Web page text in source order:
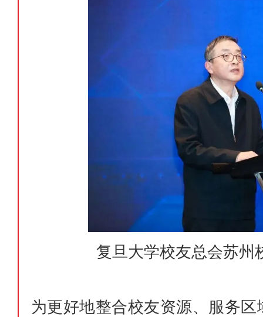
复旦大学校友总会苏州
为更好地整合校友资源、服务